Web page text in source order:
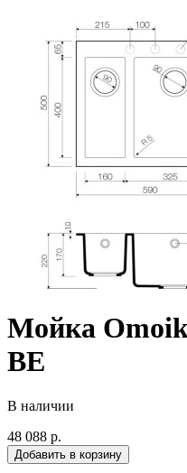
Мойка
BE
В наличии
48 088 р.
Добавить в корзину